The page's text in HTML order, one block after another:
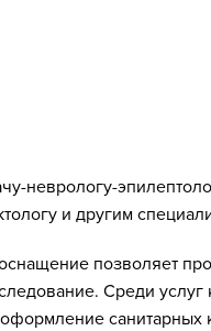
неврологу-
и другим
позволяет
Среди
санитарных